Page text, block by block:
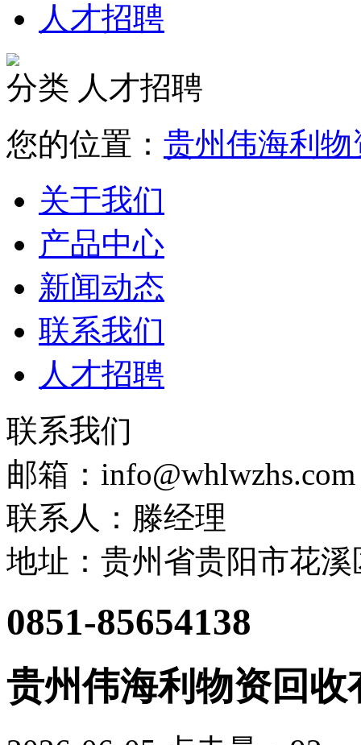
人才招聘
分类 人才招聘
您的位置： 贵州伟海利
关于我们
产品中心
新闻动态
联系我们
人才招聘
联系我们
邮箱：info@whlwzhs.com
联系人：滕经理
地址：贵州省贵阳市花
0851-85654138
贵州伟海利物资回